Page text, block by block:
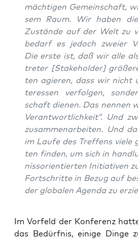
mäch­ti­gen Gemein­schaft,
sem Raum. Wir haben
Zustän­de auf der Welt zu
bedarf es jedoch zwei­er
Die ers­te ist, daß wir alle
tre­ter [Stake­hol­der]
ten agie­ren, dass wir nicht
ter­es­sen ver­fol­gen,
schaft die­nen. Das nen­nen
Ver­ant­wort­lich­keit”. Und
zusam­men­ar­bei­ten. Und
im Lau­fe des Tref­fens vie­le
ten fin­den, um sich in
niss­ori­en­tier­ten Initia­ti­ven
Fort­schrit­te in Bezug auf
der glo­ba­len Agen­da zu
Im Vor­feld der Kon­fe­renz
das Bedürf­nis, eini­ge Din­ge